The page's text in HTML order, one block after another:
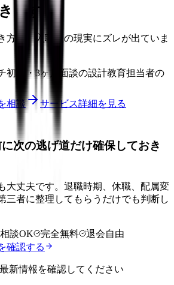
ます
方と、入職後の現実にズレが出ていま
初月・3ヶ月面談の設計教育担当者の
相談
サービス詳細を見る
次の逃げ道だけ確保しておき
大丈夫です。退職時期、休職、配属変
三者に整理してもらうだけでも判断し
談OK 完全無料
退会自由
確認する
新情報を確認してください